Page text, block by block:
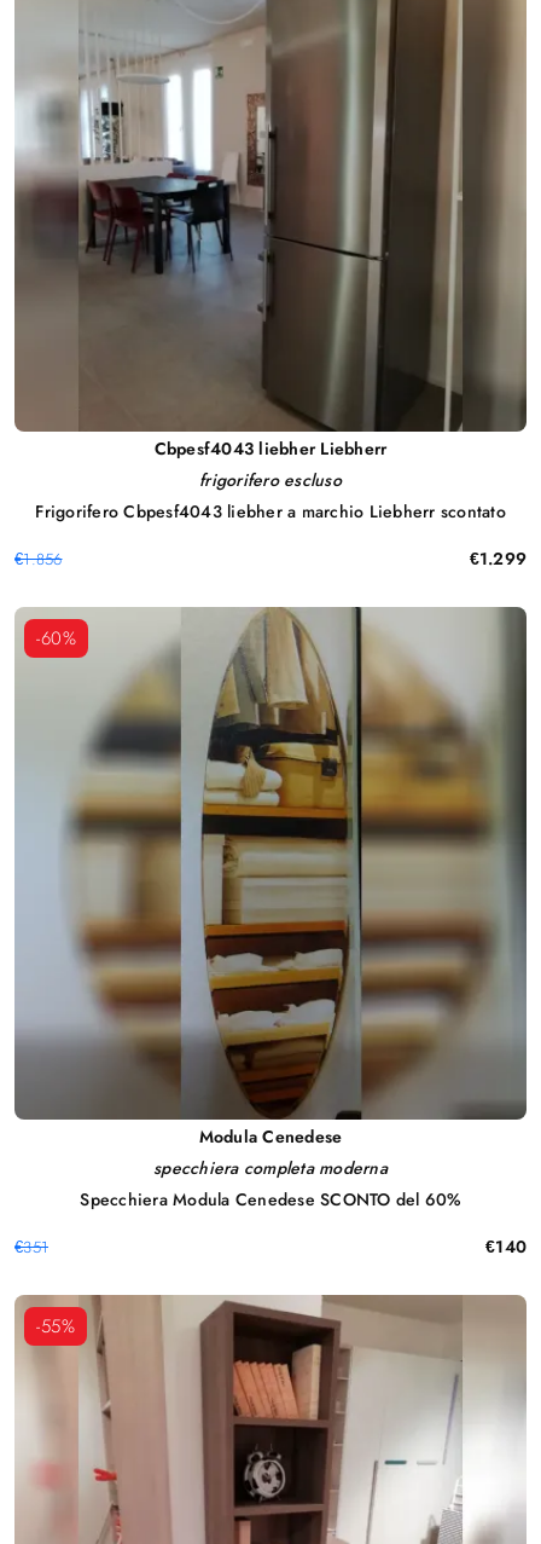
Cbpesf4043 liebher Liebherr
frigorifero escluso
Frigorifero Cbpesf4043 liebher a marchio Liebherr scontato
€1.856 €1.299
-60%
Modula Cenedese
specchiera completa moderna
Specchiera Modula Cenedese SCONTO del 60%
€351 €140
-55%